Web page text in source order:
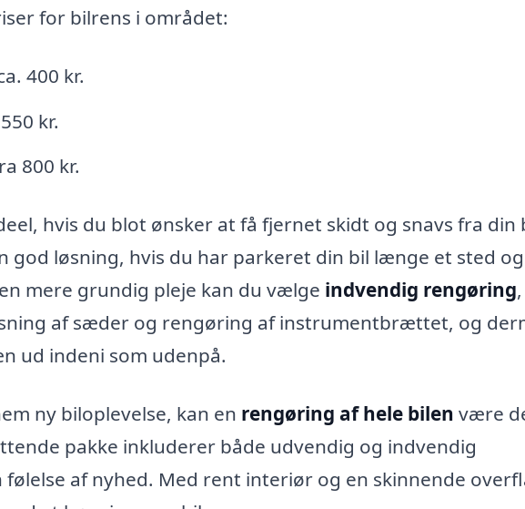
for bilrens i området:
400 kr.
kr.
800 kr.
hvis du blot ønsker at få fjernet skidt og snavs fra din
god løsning, hvis du har parkeret din bil længe et sted og
mere grundig pleje kan du vælge indvendig rengøring
af sæder og rengøring af instrumentbrættet, og
ud indeni som udenpå.
ny biloplevelse, kan en rengøring af hele bilen være
pakke inkluderer både udvendig og indvendig
af nyhed. Med rent interiør og en skinnende